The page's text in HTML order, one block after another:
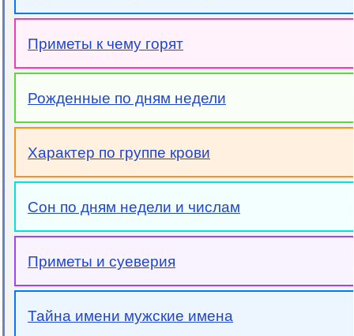
Приметы к чему горят
Рожденные по дням недели
Характер по группе крови
Сон по дням недели и числам
Приметы и суеверия
Тайна имени мужские имена